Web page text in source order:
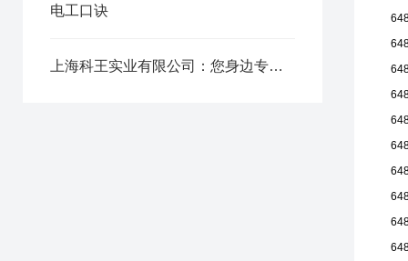
电工口诀
上海科王实业有限公司：您身边专业的红外热像仪代理商